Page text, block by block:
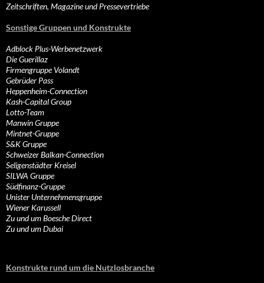
Zeitschriften, Magazine und Pressevertriebe
Sonstige Gruppen und Konstrukte
Adblock Plus-Werbenetzwerk
Die Guerillaz
Firmengruppe Volandt
Gebrüder Pass
Heppenheim-Connection
Kash-Capital Group
Lotto-Team
Manwin Gruppe
Mintnet-Gruppe
S&K Gruppe
Schweizer Balkan-Connection
Seligenstädter Kreisel
SILWA Gruppe
Südfinanz-Gruppe
Unister Unternehmensgruppe
Wiener Karussell
Zu und um Boesche Direct
Zu und um Dubai
Konstrukte rund um die Nutzlosbranche